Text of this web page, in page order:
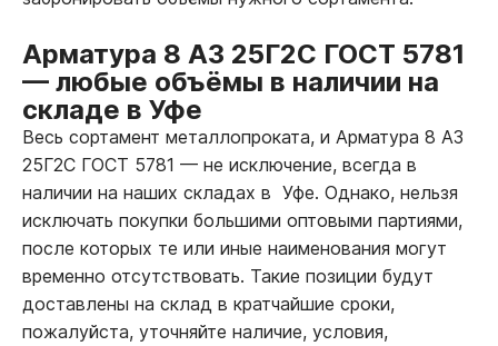
Арматура 8 А3 25Г2С ГОСТ 5781
— любые объёмы в наличии на
складе в Уфе
Весь сортамент металлопроката, и Арматура 8 А3
25Г2С ГОСТ 5781 — не исключение, всегда в
наличии на наших складах в Уфе. Однако, нельзя
исключать покупки большими оптовыми партиями,
после которых те или иные наименования могут
временно отсутствовать. Такие позиции будут
доставлены на склад в кратчайшие сроки,
пожалуйста, уточняйте наличие, условия,